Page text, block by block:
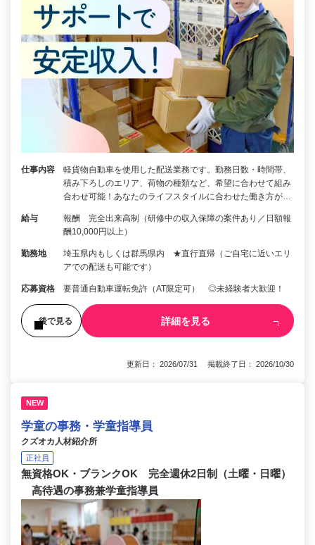
仕事内容
軽貨物自動車を使用した配送業務です。勤務日数・時間帯、
積み下ろしのエリア、荷物の種類など、希望に合わせて組み
合わせ可能！あなたのライフスタイルに合わせた働き方が…
給与
報酬 完全出来高制（研修中の収入保障の案件あり／日額報
酬10,000円以上）
勤務地
埼玉県内もしくは群馬県内 ★直行直帰（ご自宅に近いエリ
アでの配送も可能です）
応募資格 要普通自動車運転免許（AT限定可） ◎未経験者大歓迎！
後で見る 詳細を見る
更新日： 2026/07/31 掲載終了日： 2026/10/30
NEW
学童の事務・学童指導員
クズオカ人材紹介所
正社員
無資格OK・ブランクOK 完全週休2日制（土曜・日曜）
高待遇の事務兼学童指導員